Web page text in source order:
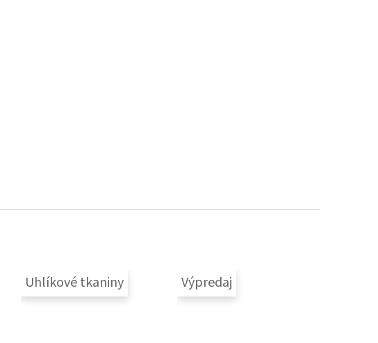
Uhlíkové tkaniny Výpredaj